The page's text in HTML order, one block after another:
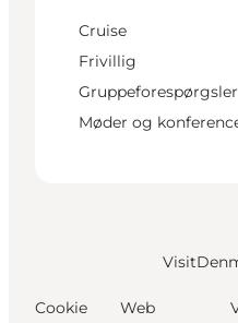
Cruise
Frivillig
Gruppeforespørgsler
Møder og
Cookie
Web